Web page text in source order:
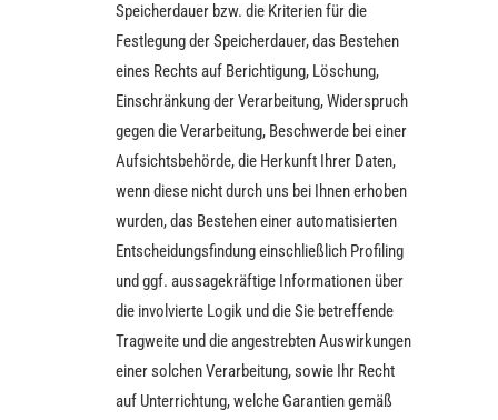
Speicherdauer bzw. die Kriterien für die
Festlegung der Speicherdauer, das Bestehen
eines Rechts auf Berichtigung, Löschung,
Einschränkung der Verarbeitung, Widerspruch
gegen die Verarbeitung, Beschwerde bei einer
Aufsichtsbehörde, die Herkunft Ihrer Daten,
wenn diese nicht durch uns bei Ihnen erhoben
wurden, das Bestehen einer automatisierten
Entscheidungsfindung einschließlich Profiling
und ggf. aussagekräftige Informationen über
die involvierte Logik und die Sie betreffende
Tragweite und die angestrebten Auswirkungen
einer solchen Verarbeitung, sowie Ihr Recht
auf Unterrichtung, welche Garantien gemäß